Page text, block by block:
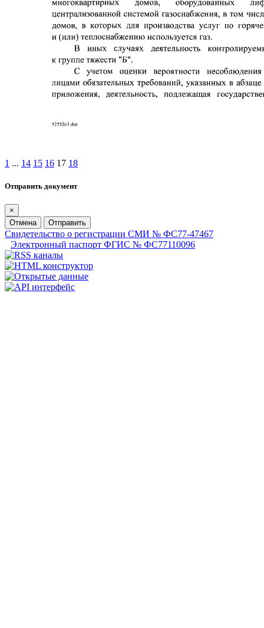
1 ... 14 15 16 17 18
Отправить документ
×
Отмена
Отправить
Свидетельство о регистрации СМИ № ФС77-47467
Электронный паспорт ФГИС № ФС77110096